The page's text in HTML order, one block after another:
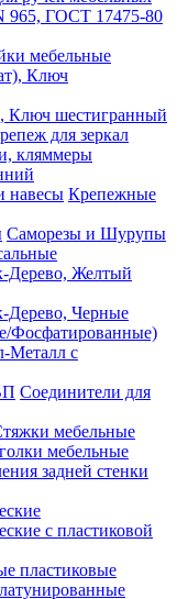
965, ГОСТ 17475-80
мебельные
Ключ шестигранный
для зеркал
кляммеры
Крепежные
Саморезы и Шурупы
Дерево, Желтый
Дерево, Черные
Фосфатированные)
Металл с
Соединители для
мебельные
мебельные
задней стенки
с пластиковой
пластиковые